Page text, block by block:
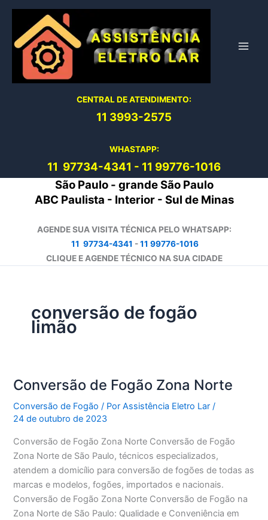
conteúdo
CENTRAL DE ATENDIMENTO:
11 3993-2575
WHASTAPP:
11 97734-4341 - 11 99776-1016
São Paulo - grande São Paulo
ABC Paulista - Interior - Sul de Minas
AGENDE SUA VISITA TÉCNICA PELO WHATSAPP:
11 97734-4341 -11 99776-1016
CLIQUE E AGENDE TÉCNICO NA SUA CIDADE
conversão de fogão
limão
Conversão de Fogão Zona Norte
Conversão de Fogão / PorAssistência Eletro Lar/
24 de outubro de 2023
Conversão de Fogão Zona Norte Conversão de Fogão
Zona Norte de São Paulo, técnicos especializados,
atendem a domicílio para conversão de fogões de todas as
marcas e modelos, fogões, importados e nacionais.
Conversão de Fogão Zona Norte Conversão de Fogão na
Zona Norte de São Paulo: Qualidade e Conveniência em